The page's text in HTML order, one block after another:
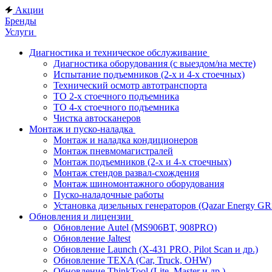
Акции
Бренды
Услуги
Диагностика и техническое обслуживание
Диагностика оборудования (с выездом/на месте)
Испытание подъемников (2-х и 4-х стоечных)
Технический осмотр автотранспорта
ТО 2-х стоечного подъемника
ТО 4-х стоечного подъемника
Чистка автосканеров
Монтаж и пуско-наладка
Монтаж и наладка кондиционеров
Монтаж пневмомагистралей
Монтаж подъемников (2-х и 4-х стоечных)
Монтаж стендов развал-схождения
Монтаж шиномонтажного оборудования
Пуско-наладочные работы
Установка дизельных генераторов (Qazar Energy
Обновления и лицензии
Обновление Autel (MS906BT, 908PRO)
Обновление Jaltest
Обновление Launch (X-431 PRO, Pilot Scan и др.)
Обновление TEXA (Car, Truck, OHW)